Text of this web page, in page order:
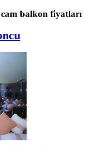
balkon fiyatları